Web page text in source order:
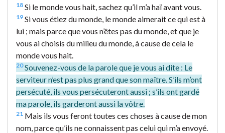
18 Si le monde vous hait, sachez qu’il m’a haï avant vous.
19 Si vous étiez du monde, le monde aimerait ce qui est à
lui ; mais parce que vous n’êtes pas du monde, et que je
vous ai choisis du milieu du monde, à cause de cela le
monde vous hait.
20Souvenez-vous de la parole que je vous ai dite : Le
serviteur n’est pas plus grand que son maître. S’ils m’ont
persécuté, ils vous persécuteront aussi ; s’ils ont gardé
ma parole, ils garderont aussi la vôtre.
21 Mais ils vous feront toutes ces choses à cause de mon
nom, parce qu’ils ne connaissent pas celui qui m’a envoyé.